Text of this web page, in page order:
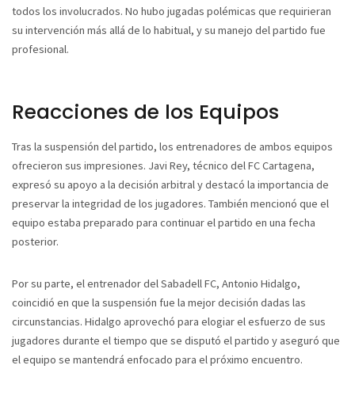
todos los involucrados. No hubo jugadas polémicas que requirieran
su intervención más allá de lo habitual, y su manejo del partido fue
profesional.
Reacciones de los Equipos
Tras la suspensión del partido, los entrenadores de ambos equipos
ofrecieron sus impresiones. Javi Rey, técnico del FC Cartagena,
expresó su apoyo a la decisión arbitral y destacó la importancia de
preservar la integridad de los jugadores. También mencionó que el
equipo estaba preparado para continuar el partido en una fecha
posterior.
Por su parte, el entrenador del Sabadell FC, Antonio Hidalgo,
coincidió en que la suspensión fue la mejor decisión dadas las
circunstancias. Hidalgo aprovechó para elogiar el esfuerzo de sus
jugadores durante el tiempo que se disputó el partido y aseguró que
el equipo se mantendrá enfocado para el próximo encuentro.